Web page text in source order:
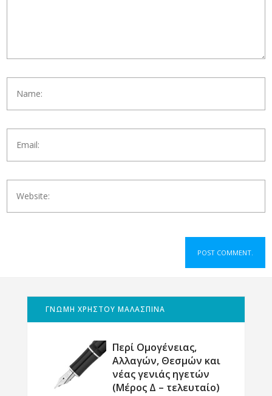
ΓΝΩΜΗ ΧΡΗΣΤΟΥ ΜΑΛΑΣΠΙΝΑ
Περί Ομογένειας,
Αλλαγών, Θεσμών και
νέας γενιάς ηγετών
(Μέρος Δ – τελευταίο)